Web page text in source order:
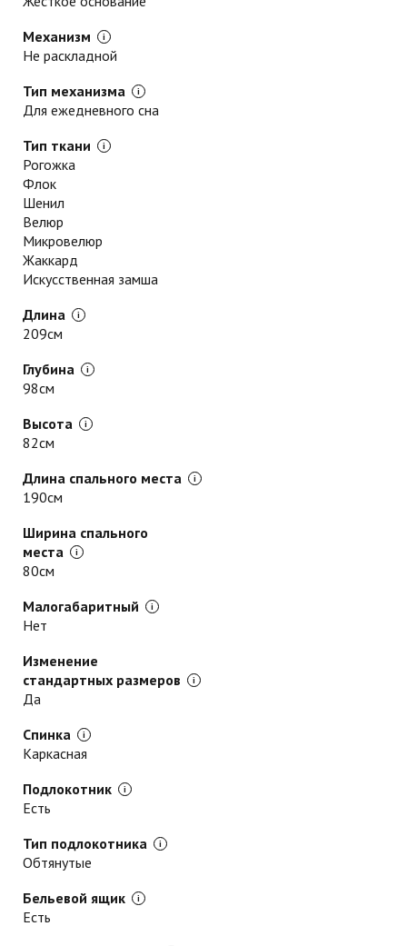
Механизм
Не раскладной
Тип механизма
Для ежедневного сна
Тип ткани
Рогожка
Флок
Шенил
Велюр
Микровелюр
Жаккард
Искусственная замша
Длина
209см
Глубина
98см
Высота
82см
Длина спального места
190см
Ширина спального
места
80см
Малогабаритный
Нет
Изменение
стандартных размеров
Да
Спинка
Каркасная
Подлокотник
Есть
Тип подлокотника
Обтянутые
Бельевой ящик
Есть